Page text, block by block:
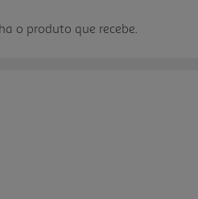
o produto que recebe.